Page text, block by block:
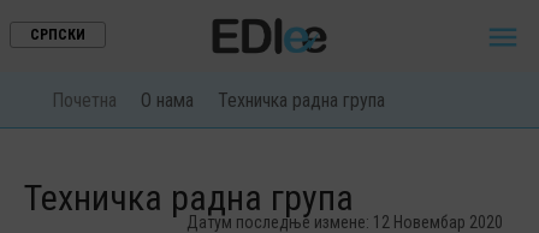
СРПСКИ 
Почетна O нама Техничка радна група
Техничка радна група
Датум последње измене: 12 Новембар 2020